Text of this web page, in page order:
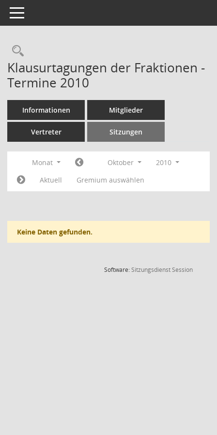
Toggle navigation
Rechercheauswahl
Klausurtagungen der Fraktionen -
Termine 2010
Informationen Mitglieder
Vertreter Sitzungen
Monat Oktober
2010
Aktuell
Gremium auswählen
Keine Daten gefunden.
Software:SitzungsdienstSession(Wird in